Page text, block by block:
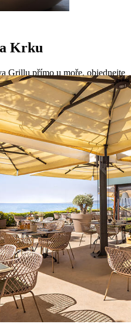
Krku
Grillu přímo u moře, objednejte
a využijte službu donášky